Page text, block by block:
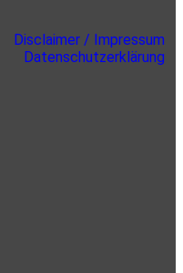
Disclaimer / Impressum
Datenschutzerklärung